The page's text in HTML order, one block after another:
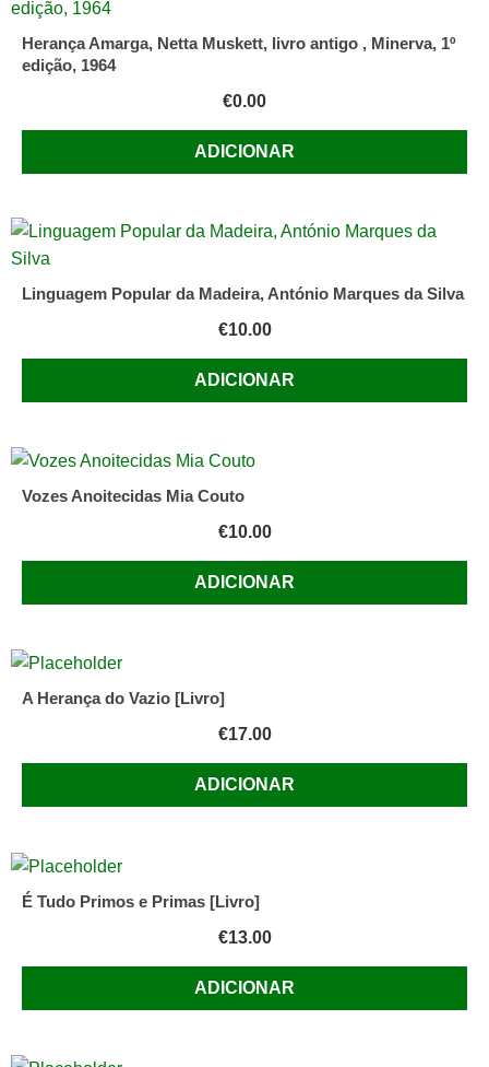
Herança Amarga, Netta Muskett, livro antigo , Minerva, 1º
edição, 1964
€0.00
ADICIONAR
Linguagem Popular da Madeira, António Marques da Silva
€10.00
ADICIONAR
Vozes Anoitecidas Mia Couto
€10.00
ADICIONAR
A Herança do Vazio [Livro]
€17.00
ADICIONAR
É Tudo Primos e Primas [Livro]
€13.00
ADICIONAR